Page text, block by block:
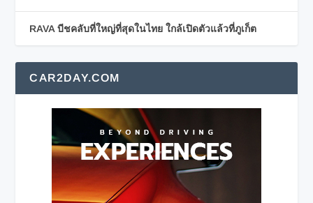
RAVA บีชคลับที่ใหญ่ที่สุดในไทย ใกล้เปิดตัวแล้วที่ภูเก็ต
CAR2DAY.COM